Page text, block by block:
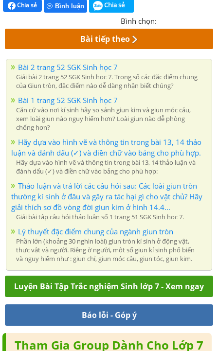
Chia sẻ Bình luận Chia sẻ
Bình chọn:
Bài tiếp theo
Bài 2 trang 52 SGK Sinh học 7
Giải bài 2 trang 52 SGK Sinh học 7. Trong số các đặc điểm chung
của Giun tròn, đặc điểm nào dễ dàng nhận biết chúng?
Bài 1 trang 52 SGK Sinh học 7
Căn cứ vào nơi kí sinh hãy so sánh giun kim và giun móc cảu,
xem loài giun nào nguy hiếm hơn? Loài giun nào dễ phòng
chống hơn?
Hãy dựa vào hình vẽ và thông tin trong bài 13, 14 thảo
luận và đánh dấu (✓) và điền chữ vào bảng cho phù hợp.
Hãy dựa vào hình vẽ và thông tin trong bài 13, 14 thảo luận và
đánh dấu (✓) và điền chữ vào bảng cho phù hợp:
Thảo luận và trả lời các câu hỏi sau: Các loài giun tròn
thường kí sinh ở đâu và gây ra tác hại gì cho vật chủ? Hãy
giải thích sơ đồ vòng đời giun kim ở hình 14.4...
Giải bài tập câu hỏi thảo luận số 1 trang 51 SGK Sinh học 7.
Lý thuyết đặc điểm chung của ngành giun tròn
Phần lớn (khoảng 30 nghìn loài) giun tròn kí sinh ở động vật,
thực vật và người. Riêng ờ người, một số giun kí sinh phổ biến
và nguy hiểm như : giun chỉ, giun móc câu, giun tóc, giun kim.
Luyện Bài Tập Trắc nghiệm Sinh lớp 7 - Xem ngay
Báo lỗi - Góp ý
Tham Gia Group Dành Cho Lớp 7